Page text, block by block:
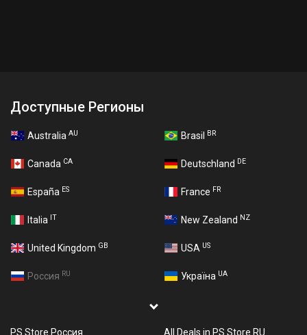
Доступные Регионы
Australia AU Brasil BR
Canada CA Deutschland DE
España ES France FR
Italia IT New Zealand NZ
United Kingdom GB USA US
Россия RU Україна UA
PS Store Россия All Deals in PS Store RU